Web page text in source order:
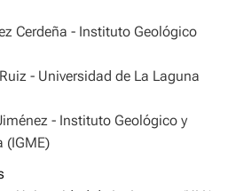
Cerdeña - Instituto Geológico
- Universidad de La Laguna
- Instituto Geológico y
(IGME)